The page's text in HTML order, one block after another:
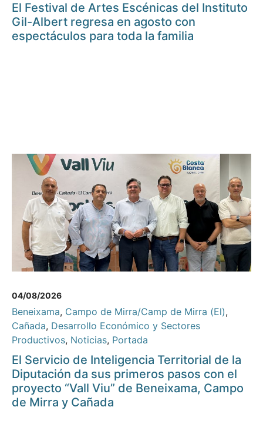
El Festival de Artes Escénicas del Instituto
Gil-Albert regresa en agosto con
espectáculos para toda la familia
04/08/2026
Beneixama, Campo de Mirra/Camp de Mirra (El),
Cañada, Desarrollo Económico y Sectores
Productivos, Noticias, Portada
El Servicio de Inteligencia Territorial de la
Diputación da sus primeros pasos con el
proyecto “Vall Viu” de Beneixama, Campo
de Mirra y Cañada